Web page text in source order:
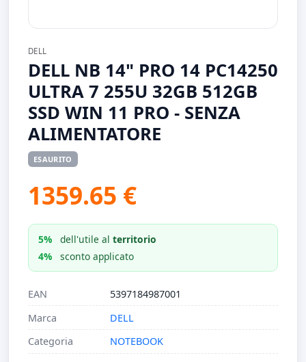
DELL
DELL NB 14" PRO 14 PC14250
ULTRA 7 255U 32GB 512GB
SSD WIN 11 PRO - SENZA
ALIMENTATORE
ESAURITO
1359.65 €
5% dell'utile alterritorio
4%
sconto applicato
EAN
5397184987001
Marca
DELL
Categoria
NOTEBOOK